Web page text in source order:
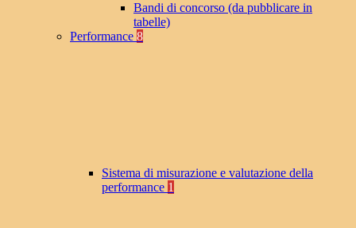
Bandi di concorso (da pubblicare in
tabelle)
Performance 8
Sistema di misurazione e valutazione della
performance 1